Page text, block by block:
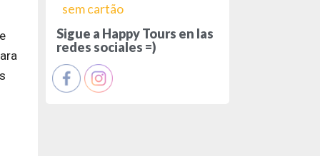
sem cartão
Sigue a Happy Tours en las
redes sociales =)